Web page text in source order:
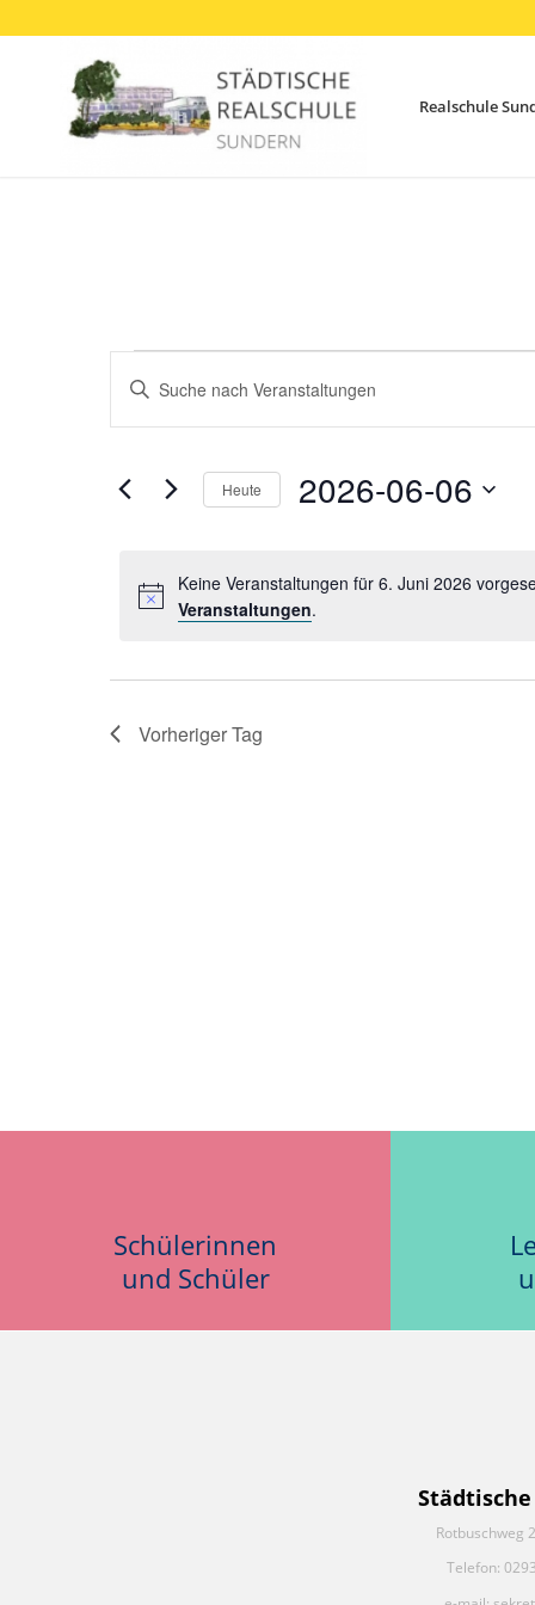
Realschule
Veranstaltungen
für
Juni
Keine Veranstaltungen für 6. Juni 2026
Veranstaltungen.
Veranstaltungen
Suche
und
Ansichten,
Navigation
Bitte
Suche
nach
Heute 2026-06-06
Vorheriger Tag
Schülerinnen
und Schüler
Rotbuschweg
Telefon: